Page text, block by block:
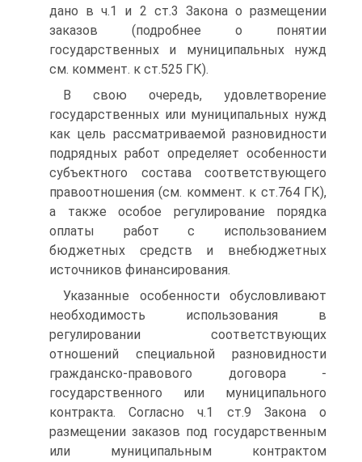
дано в ч.1 и 2 ст.3 Закона о размещении
заказов (подробнее о понятии
государственных и муниципальных нужд
см. коммент. к ст.525 ГК).
В свою очередь, удовлетворение
государственных или муниципальных нужд
как цель рассматриваемой разновидности
подрядных работ определяет особенности
субъектного состава соответствующего
правоотношения (см. коммент. к ст.764 ГК),
а также особое регулирование порядка
оплаты работ с использованием
бюджетных средств и внебюджетных
источников финансирования.
Указанные особенности обусловливают
необходимость использования в
регулировании соответствующих
отношений специальной разновидности
гражданско-правового договора -
государственного или муниципального
контракта. Согласно ч.1 ст.9 Закона о
размещении заказов под государственным
или муниципальным контрактом